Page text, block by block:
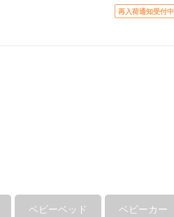
再入荷通知受付中
ベビーベッド ベビーカー